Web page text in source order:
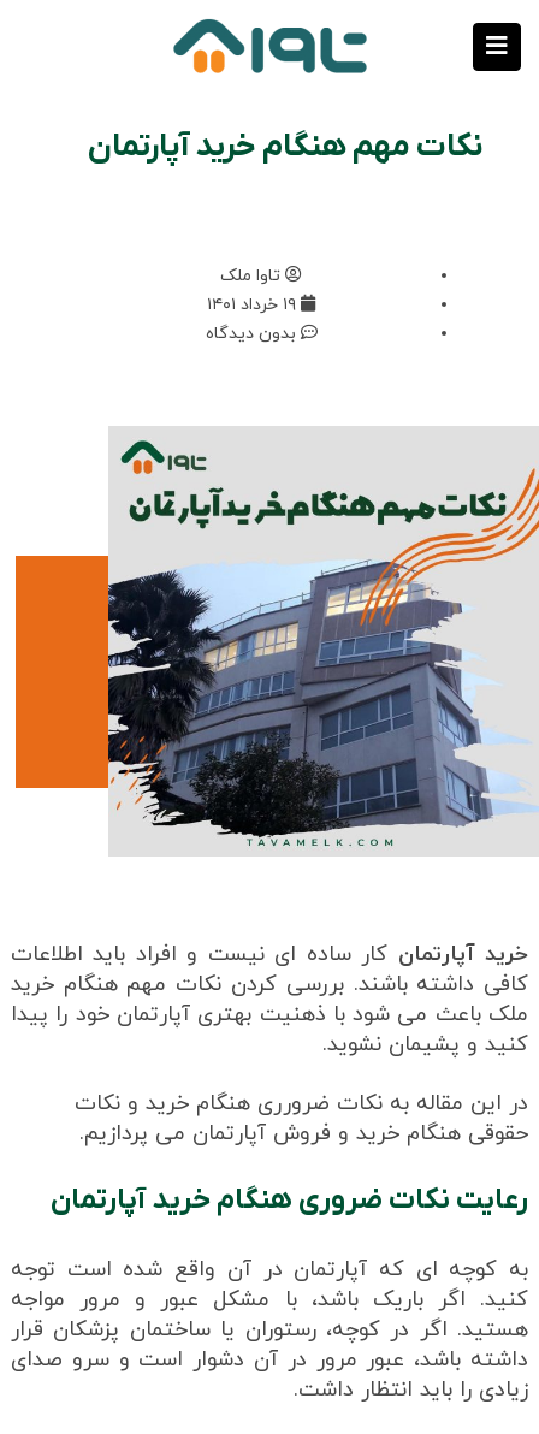
نکات مهم هنگام خرید آپارتمان
تاوا ملک
۱۹ خرداد ۱۴۰۱
بدون دیدگاه
خرید آپارتمان کار ساده ای نیست و افراد باید اطلاعات
کافی داشته باشند. بررسی کردن نکات مهم هنگام خرید
ملک باعث می شود با ذهنیت بهتری آپارتمان خود را پیدا
کنید و پشیمان نشوید.
در این مقاله به نکات ضرورری هنگام خرید و نکات
حقوقی هنگام خرید و فروش آپارتمان می پردازیم.
رعایت نکات ضروری هنگام خرید آپارتمان
به کوچه ای که آپارتمان در آن واقع شده است توجه
کنید. اگر باریک باشد، با مشکل عبور و مرور مواجه
هستید. اگر در کوچه، رستوران یا ساختمان پزشکان قرار
داشته باشد، عبور مرور در آن دشوار است و سرو صدای
زیادی را باید انتظار داشت.